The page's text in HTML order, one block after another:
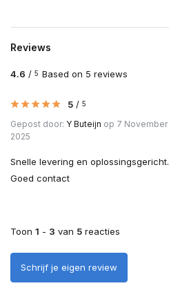
Reviews
4.6 / 5 Based on 5 reviews
5 / 5
Gepost door: Y Buteijn op 7 November
2025
Snelle levering en oplossingsgericht.
Goed contact
Toon 1 - 3 van 5 reacties
Schrijf je eigen review